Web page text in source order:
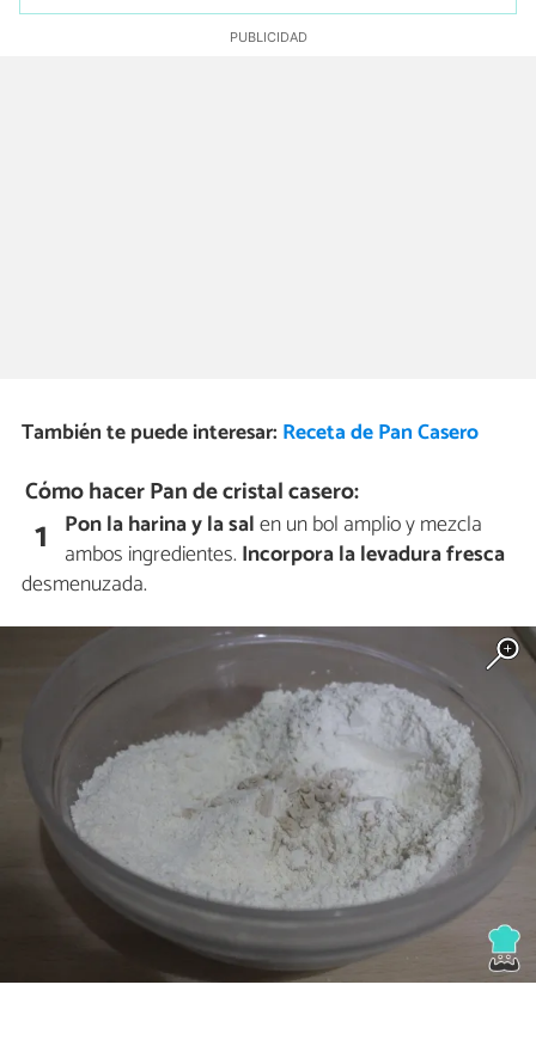
También te puede interesar: Receta de Pan Casero
Cómo hacer Pan de cristal casero:
1 Pon la harina y la salen un bol amplio y mezcla
ambos ingredientes. Incorpora la levadura fresca
desmenuzada.